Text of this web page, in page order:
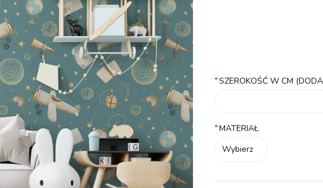
*SZEROKOŚĆ W CM
*MATERIAŁ
Wybierz